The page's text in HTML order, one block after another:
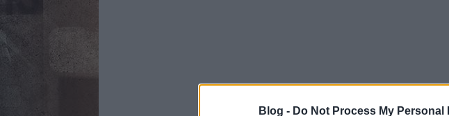
Blog - Do Not Process My Personal